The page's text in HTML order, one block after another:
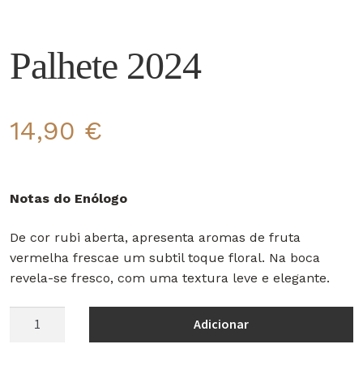
Palhete 2024
14,90 €
Notas do Enólogo
De cor rubi aberta, apresenta aromas de fruta
vermelha frescae um subtil toque floral. Na boca
revela-se fresco, com uma textura leve e elegante.
Adicionar